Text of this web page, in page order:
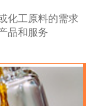
化工原料的需求
品和服务